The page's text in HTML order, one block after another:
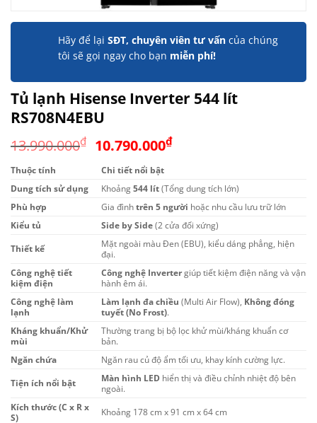
Hãy để lại SĐT, chuyên viên tư vấn của chúng
tôi sẽ gọi ngay cho bạn miễn phí!
Tủ lạnh Hisense Inverter 544 lít
RS708N4EBU
13.990.000₫ Giá
là:
13.990.000₫.
10.790.000₫Giá
là:
10.790.000₫.
Thuộc tính
Chi tiết nổi bật
Dung tích sử dụng
Khoảng544 lít(Tổng dung tích lớn)
Phù hợp
Gia đìnhtrên 5 người hoặc nhu cầu lưu trữ lớn
Kiểu tủ
Side by Side(2 cửa đối xứng)
Thiết kế
Mặt ngoài màu Đen (EBU), kiểu dáng phẳng, hiện
đại.
Công nghệ tiết
kiệm điện
Công nghệ Invertergiúp tiết kiệm điện năng và vận
hành êm ái.
Công nghệ làm
lạnh
Làm lạnh đa chiều (Multi Air Flow), Không đóng
tuyết (No Frost).
Kháng khuẩn/Khử
mùi
Thường trang bị bộ lọc khử mùi/kháng khuẩn cơ
bản.
Ngăn chứa
Ngăn rau củ độ ẩm tối ưu, khay kính cường lực.
Tiện ích nổi bật Màn hình LEDhiển thị và điều chỉnh nhiệt độ bên
ngoài.
Kích thước (C x R x
S)
Khoảng 178 cm x 91 cm x 64 cm